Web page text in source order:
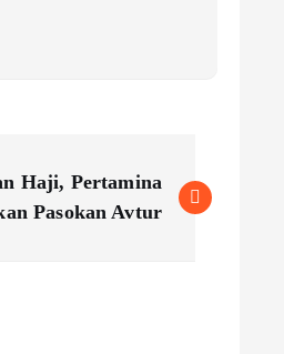
Haji, Pertamina
Pasokan Avtur